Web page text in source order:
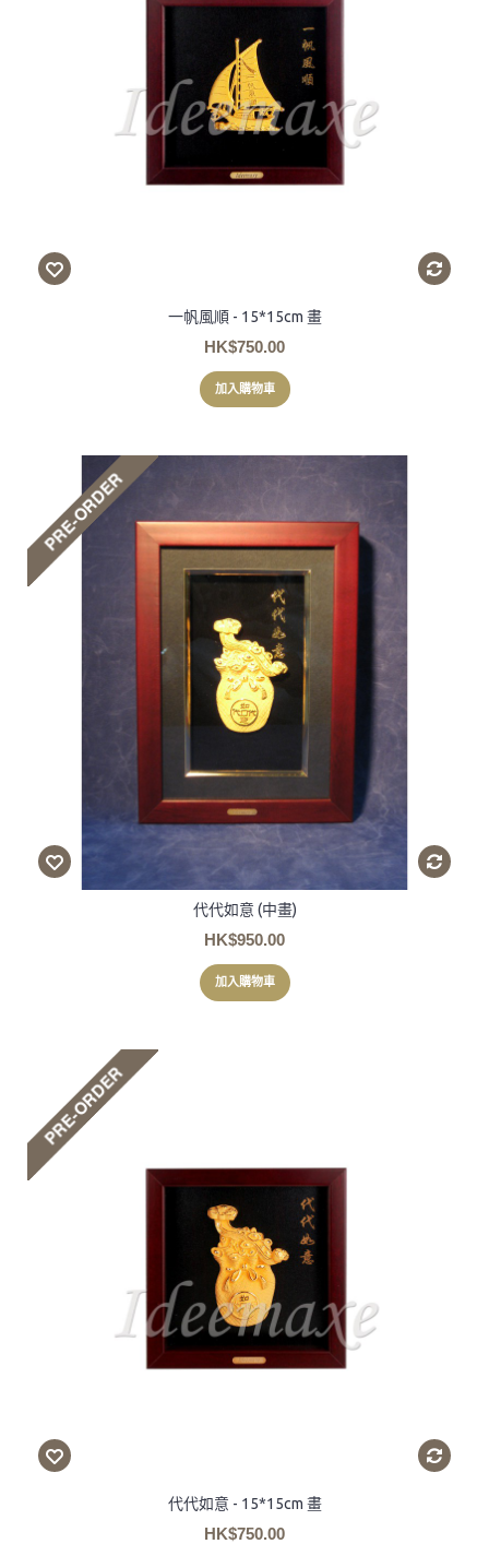
一帆風順 - 15*15cm 畫
HK$750.00
加入購物車
代代如意 (中畫)
HK$950.00
加入購物車
代代如意 - 15*15cm 畫
HK$750.00